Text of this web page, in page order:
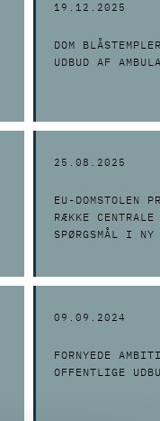
19.12.2025
DOM
UDBUD AF
25.08.2025
EU-DOMSTOLEN
RÆKKE CENTRALE
SPØRGSMÅL I NY
09.09.2024
FORNYEDE
OFFENTLIGE